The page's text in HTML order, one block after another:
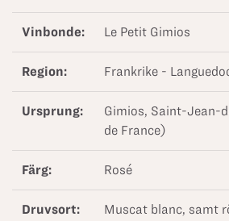
Vinbonde: Le Petit Gimios
Region: Frankrike -
Ursprung:
Gimios, Saint-Jean-
de France)
Färg: Rosé
Druvsort:
Muscat blanc, samt